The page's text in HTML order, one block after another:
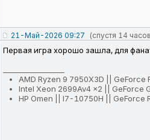
21-Май-2026 09:27 (спустя 14
Первая игра хорошо зашла, для
AMD Ryzen 9 7950X3D || GeForce
Intel Xeon 2699Av4 x2 || GeForce
HP Omen || I7-10750H || GeForce